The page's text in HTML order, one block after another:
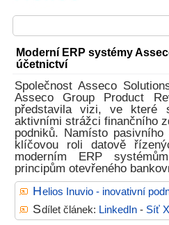
Moderní ERP systémy
účetnictví
Společnost Asseco
Asseco Group Product
představila vizi, ve které
aktivními strážci finančního
podniků. Namísto
klíčovou roli datově
moderním ERP
principům otevřeného
Helios Inuvio - inovativní
Sdílet článek: LinkedIn- Síť X